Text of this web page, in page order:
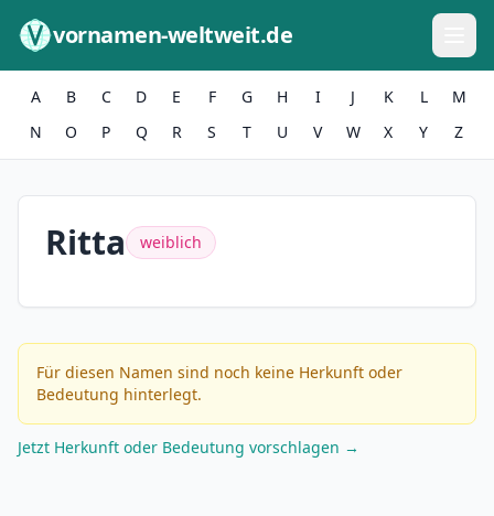
vornamen-weltweit.de
A B C D E F G H I J K L
M
N
O P Q R S T U V W X Y Z
Ritta weiblich
Für diesen Namen sind noch keine Herkunft oder
Bedeutung hinterlegt.
Jetzt Herkunft oder Bedeutung vorschlagen →